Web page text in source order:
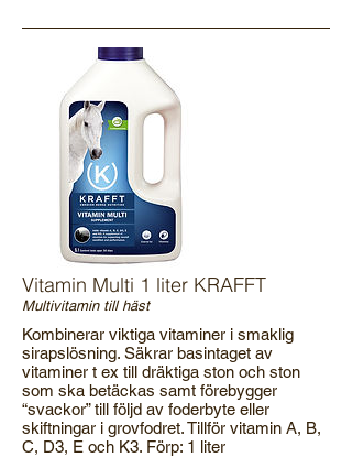
Vitamin Multi 1 liter KRAFFT
Multivitamin till häst
Kombinerar viktiga vitaminer i smaklig
sirapslösning. Säkrar basintaget av
vitaminer t ex till dräktiga ston och ston
som ska betäckas samt förebygger
“svackor” till följd av foderbyte eller
skiftningar i grovfodret. Tillför vitamin A, B,
C, D3, E och K3. Förp: 1 liter